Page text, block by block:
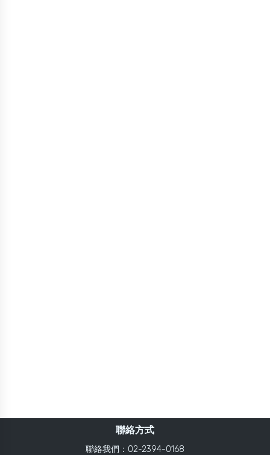
聯絡方式
聯絡我們：02-2394-0168